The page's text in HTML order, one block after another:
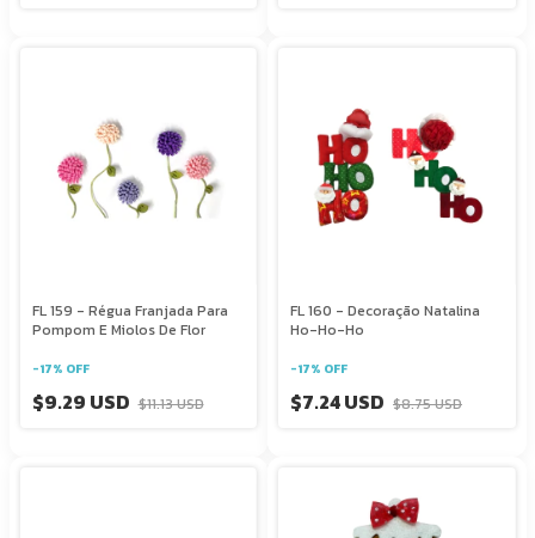
FL 159 - Régua Franjada Para
Pompom E Miolos De Flor
-17% OFF
$9.29 USD $11.13 USD
FL 160 - Decoração Natalina
Ho-Ho-Ho
-17% OFF
$7.24 USD $8.75 USD